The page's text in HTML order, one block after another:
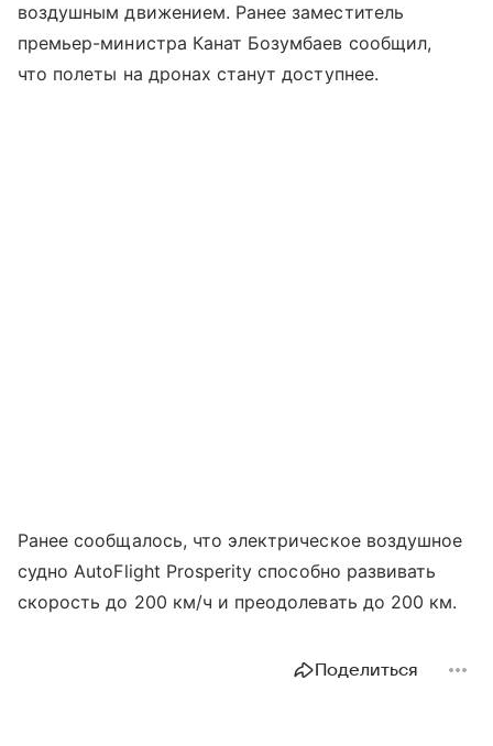
воздушным движением. Ранее заместитель
премьер-министра Канат Бозумбаев сообщил,
что полеты на дронах станут доступнее.
Ранее сообщалось, что электрическое воздушное
судно AutoFlight Prosperity способно развивать
скорость до 200 км/ч и преодолевать до 200 км.
Поделиться